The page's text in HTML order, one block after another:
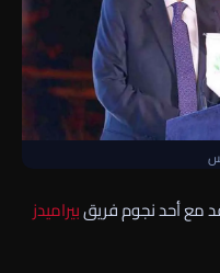
مع أحد نجوم فريقبيراميدز